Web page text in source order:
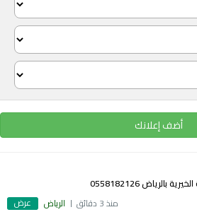
أضف إعلانك
0558182126
منذ 3 دقائق
الرياض عرض